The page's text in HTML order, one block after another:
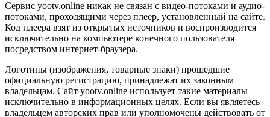
Сервис yootv.online никак не связан с видео-потоками и аудио-
потоками, проходящими через плеер, установленный на сайте.
Код плеера взят из открытых источников и воспроизводится
исключительно на компьютере конечного пользователя
посредством интернет-браузера.
Логотипы (изображения, товарные знаки) прошедшие
официальную регистрацию, принадлежат их законным
владельцам. Сайт yootv.online использует такие материалы
исключительно в информационных целях. Если вы являетесь
владельцем авторских прав или уполномочены действовать от